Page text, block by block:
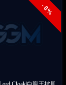
- 8%